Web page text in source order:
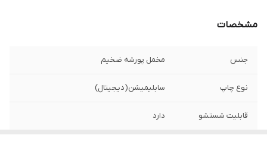
مشخصات
جنس مخمل پورشه ضخیم
نوع چاپ سابلیمیشن(دیجیتال)
قابلیت شستشو دارد